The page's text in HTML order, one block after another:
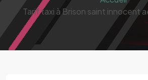
Tarif taxi à Brison saint innocent